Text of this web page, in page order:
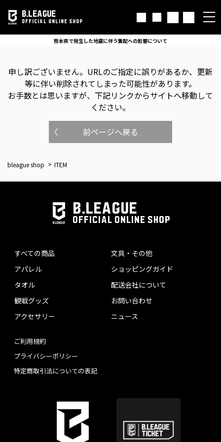
B.LEAGUE
OFFICIAL ONLINE SHOP
熊本県で発生した地震に伴う集配への影響について
申し訳ございません。 URLのご指定に誤りがあるか、更新
等に伴い削除されてしまった可能性があります。
お手数とは思いますが、下記リンクからサイトへ移動して
ください。
前ページへ戻る
bleague shop ITEM
B.LEAGUE
OFFICIAL ONLINE SHOP
すべての商品
アパレル
タオル
観戦グッズ
アクセサリー
文具・その他
ショッピングガイド
配送会社について
お問い合わせ
ニュース
ご利用規約
プライバシーポリシー
特定商取引法についての表記